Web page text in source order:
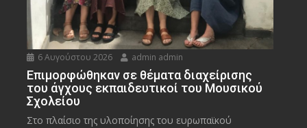
6 Αυγούστου 2026 admin admin
Eπιμορφώθηκαν σε θέματα διαχείρισης
του άγχους εκπαιδευτικοί του Μουσικού
Σχολείου
Στο πλαίσιο της υλοποίησης του ευρωπαϊκού